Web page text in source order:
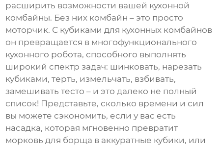
расширить возможности вашей кухонной
комбайны. Без них комбайн – это просто
моторчик. С кубиками для кухонных комбайнов
он превращается в многофункционального
кухонного робота, способного выполнять
широкий спектр задач: шинковать, нарезать
кубиками, терть, измельчать, взбивать,
замешивать тесто – и это далеко не полный
список! Представьте, сколько времени и сил
вы можете сэкономить, если у вас есть
насадка, которая мгновенно превратит
морковь для борща в аккуратные кубики, или